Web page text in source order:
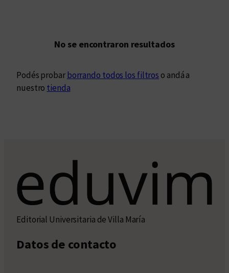
No se encontraron resultados
Podés probarborrando todos los filtros o andá a
nuestro tienda
Editorial Universitaria de Villa María
Datos de contacto